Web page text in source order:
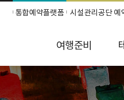
통합예약플랫폼 시설관리공단 예
여행준비